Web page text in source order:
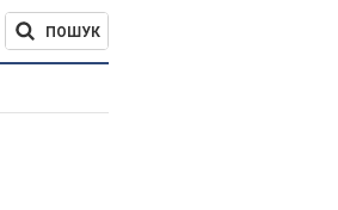
ПОШУК